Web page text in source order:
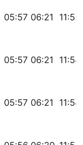
05:57 06:21 11:55
05:57 06:21 11:54
05:57 06:21 11:54